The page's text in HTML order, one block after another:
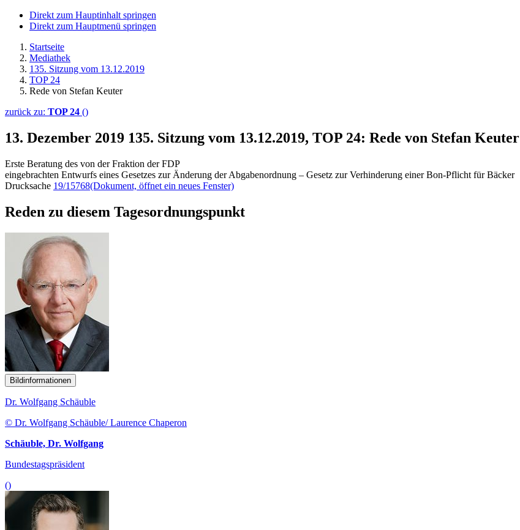
Direkt zum Hauptinhalt springen
Direkt zum Hauptmenü springen
Startseite
Mediathek
135. Sitzung vom 13.12.2019
TOP 24
Rede von Stefan Keuter
zurück zu: TOP 24 ()
13. Dezember 2019 135. Sitzung vom 13.12.2019, TOP 24: Rede von Stefan Keuter
Erste Beratung des von der Fraktion der FDP
eingebrachten Entwurfs eines Gesetzes zur Änderung der Abgabenordnung – Gesetz zur Verhinderung einer Bon-Pflicht für Bäcker
Drucksache 19/15768(Dokument, öffnet ein neues Fenster)
Reden zu diesem Tagesordnungspunkt
Bildinformationen
Dr. Wolfgang Schäuble
© Dr. Wolfgang Schäuble/ Laurence Chaperon
Schäuble, Dr. Wolfgang
Bundestagspräsident
()